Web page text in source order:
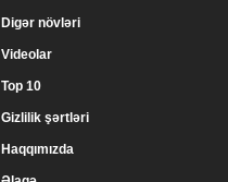
Digər növləri
Videolar
Top 10
Gizlilik şərtləri
Haqqımızda